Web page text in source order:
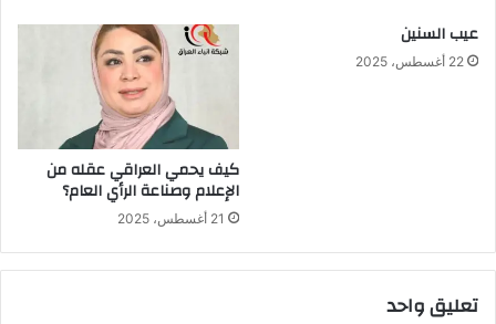
عيب السنين
22 أغسطس، 2025
كيف يحمي العراقي عقله من
الإعلام وصناعة الرأي العام؟
21 أغسطس، 2025
تعليق واحد